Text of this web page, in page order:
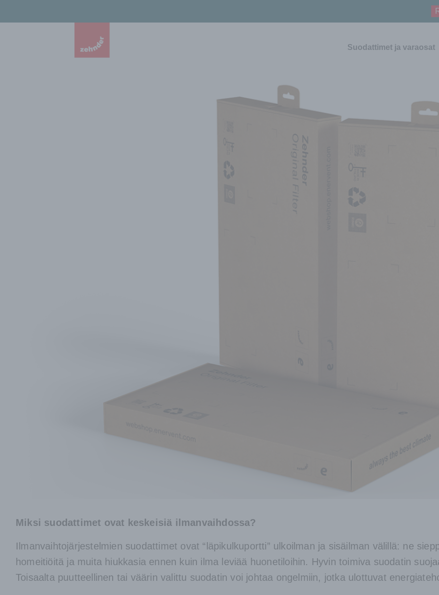
Suodattimet ja varaosat
Miksi suodattimet ovat keskeisiä ilmanvaihdossa?
Ilmanvaihtojärjestelmien suodattimet ovat “läpikulkuportti” ulkoilman ja sisäilman välillä: ne
homeitiöitä ja muita hiukkasia ennen kuin ilma leviää huonetiloihin. Hyvin toimiva suodatin
Toisaalta puutteellinen tai väärin valittu suodatin voi johtaa ongelmiin, jotka ulottuvat